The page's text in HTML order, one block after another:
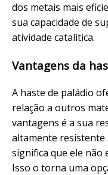
dos metais mais
sua capacidade de
atividade catalítica.
Vantagens da
A haste de paládio
relação a outros
vantagens é a sua
altamente resistente
significa que ele não
Isso o torna uma